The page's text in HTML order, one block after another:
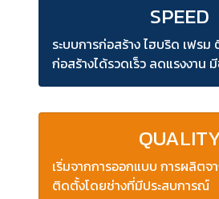
SPEED
ระบบการก่อสร้าง ไฮบริด เฟรม
ก่อสร้างได้รวดเร็ว ลดแรงงาน
เริ่มจากการออกแบบ การผลิตจ
ติดตั้งโดยช่างที่มีประสบการณ์